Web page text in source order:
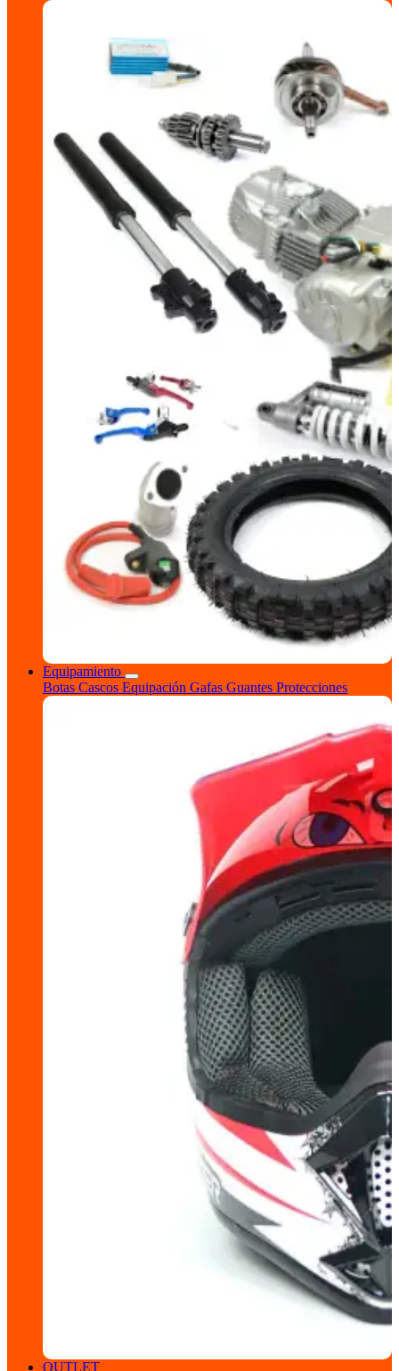
Equipamiento
Botas Cascos Equipación Gafas Guantes Protecciones
OUTLET